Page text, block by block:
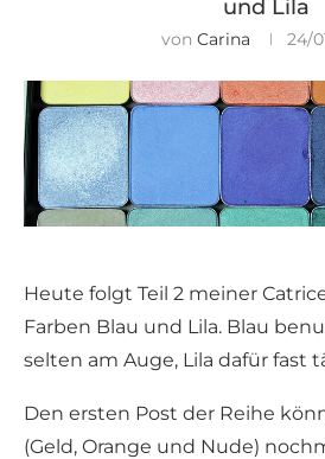
und Lila
von Carina 24/
Heute folgt Teil 2 meiner
Farben Blau und Lila. Blau
selten am Auge, Lila dafür fast
Den ersten Post der Reihe
(Geld, Orange und Nude)